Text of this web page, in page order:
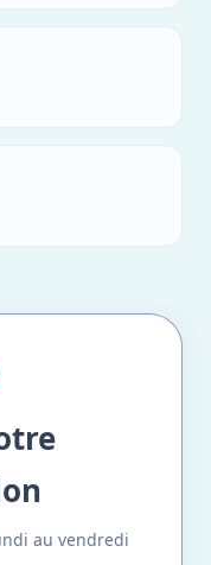
au vendredi